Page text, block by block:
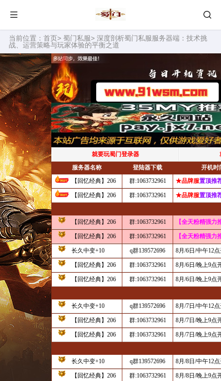
当前位置： 首页> 蜀门私服> 深度剖析蜀门私服服务器端：技术挑
战、运营策略与玩家体验的平衡之道